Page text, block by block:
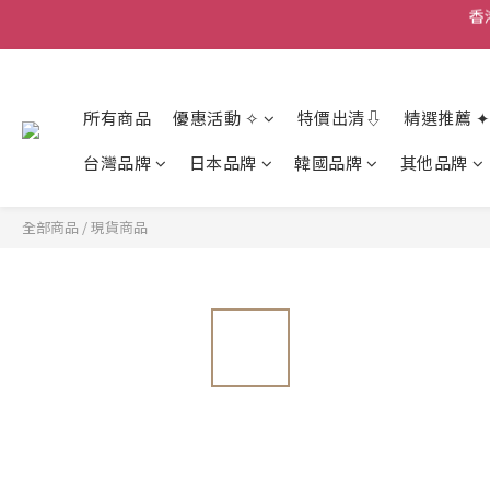
香
所有商品 優惠活動 ✧ 特價出清⇩
精選推薦 ✦
台灣品牌
日本品牌 韓國品牌 其他品牌
全部商品 /現貨商品